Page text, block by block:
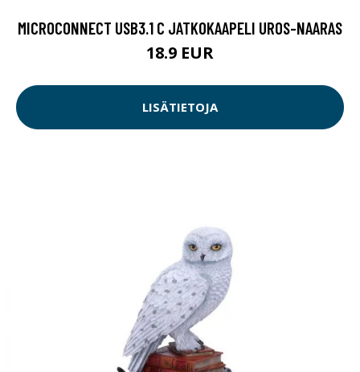
MICROCONNECT USB3.1 C JATKOKAAPELI UROS-NAARAS
18.9 EUR
LISÄTIETOJA